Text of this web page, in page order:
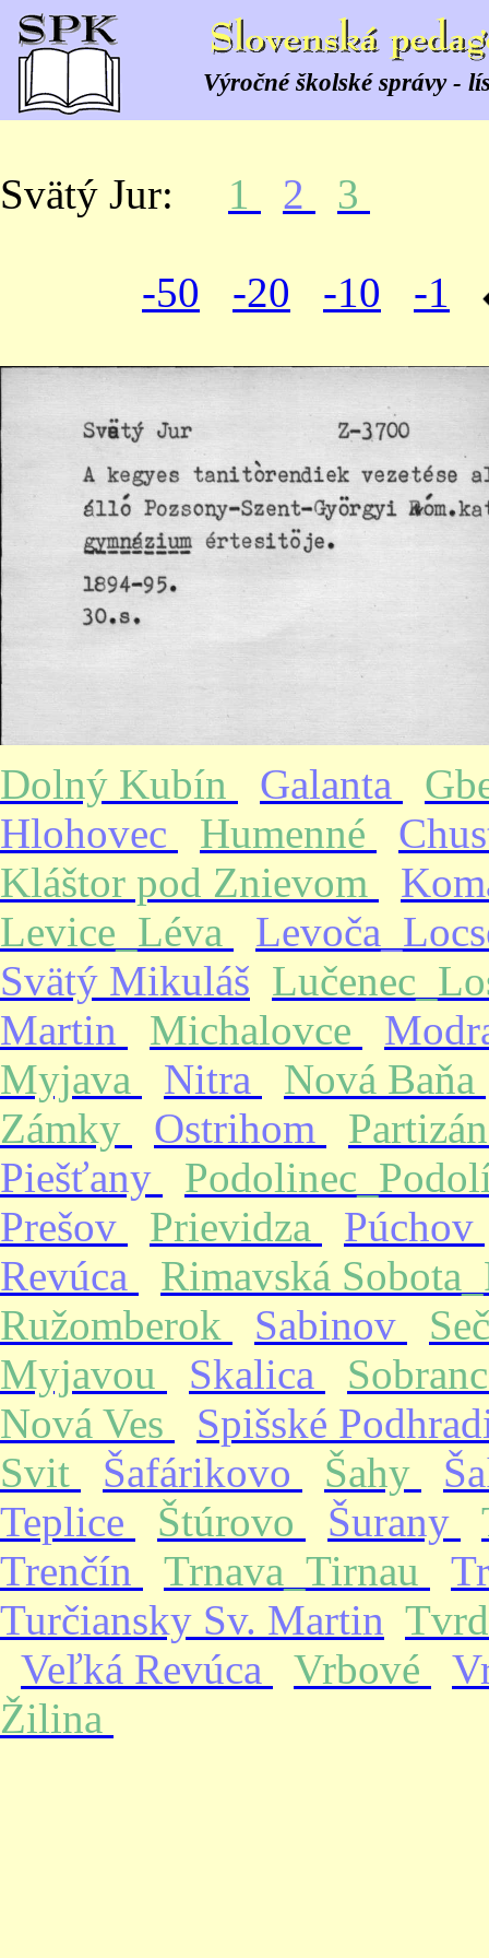
Výročné školské správy -
Svätý Jur: 1 2 3
-50 -20 -10 -1
Dolný Kubín Galanta
Hlohovec
Humenné
Kláštor pod Znievom
Levice_Léva
Svätý Mikuláš
Martin
Michalovce
Myjava
Nitra
Nová Baňa
Zámky
Ostrihom
Piešťany
Prešov
Prievidza
Púchov
Revúca
Rimavská
Ružomberok
Sabinov
Myjavou
Skalica
Nová Ves
Spišské
Svit
Šafárikovo Šahy
Teplice
Štúrovo Šurany
Trenčín
Trnava_Tirnau
Turčiansky Sv. Martin
Veľká Revúca
Vrbové
Žilina